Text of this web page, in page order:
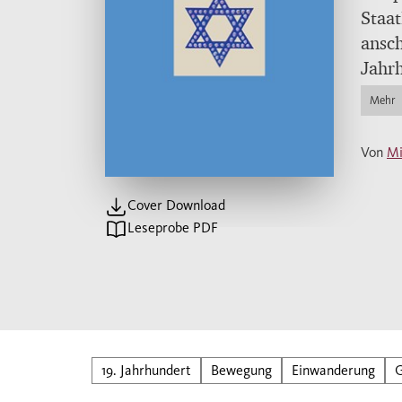
Cover Download
Leseprobe PDF
Mehr
Von
19. Jahrhundert Bewegung Einwanderung